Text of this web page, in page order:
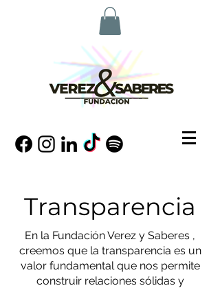
Transparencia
En la Fundación Verez y Saberes ,
creemos que la transparencia es un
valor fundamental que nos permite
construir relaciones sólidas y